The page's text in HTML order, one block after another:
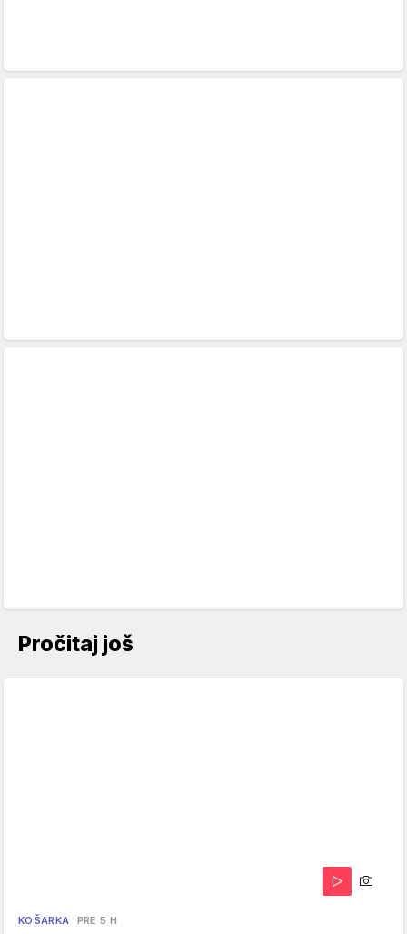
Pročitaj još
KOŠARKA PRE 5 H